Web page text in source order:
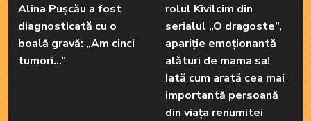
Alina Pușcău a fost
diagnosticată cu o
boală gravă: „Am cinci
tumori...”
rolul Kivilcim din
serialul „O dragoste”,
apariție emoționantă
alături de mama sa!
Iată cum arată cea mai
importantă persoană
din viața renumitei